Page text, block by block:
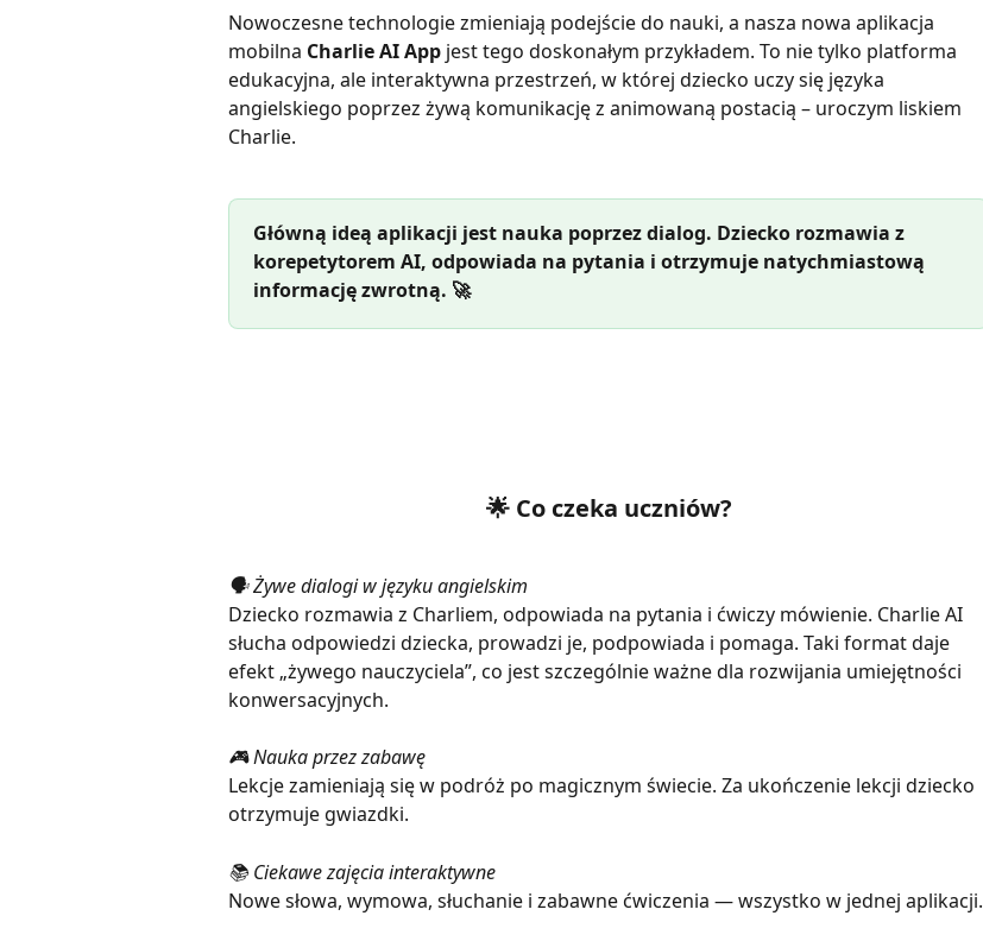
Nowoczesne technologie zmieniają podejście do nauki, a nasza nowa aplikacja
mobilna Charlie AI App jest tego doskonałym przykładem. To nie tylko platforma
edukacyjna, ale interaktywna przestrzeń, w której dziecko uczy się języka
angielskiego poprzez żywą komunikację z animowaną postacią – uroczym liskiem
Charlie.
Główną ideą aplikacji jest nauka poprzez dialog. Dziecko rozmawia z
korepetytorem AI, odpowiada na pytania i otrzymuje natychmiastową
informację zwrotną. 🚀
🌟 Co czeka uczniów?
🗣️ Żywe dialogi w języku angielskim
Dziecko rozmawia z Charliem, odpowiada na pytania i ćwiczy mówienie. Charlie AI
słucha odpowiedzi dziecka, prowadzi je, podpowiada i pomaga. Taki format daje
efekt „żywego nauczyciela”, co jest szczególnie ważne dla rozwijania umiejętności
konwersacyjnych.
🎮 Nauka przez zabawę
Lekcje zamieniają się w podróż po magicznym świecie. Za ukończenie lekcji dziecko
otrzymuje gwiazdki.
📚 Ciekawe zajęcia interaktywne
Nowe słowa, wymowa, słuchanie i zabawne ćwiczenia — wszystko w jednej aplikacji.